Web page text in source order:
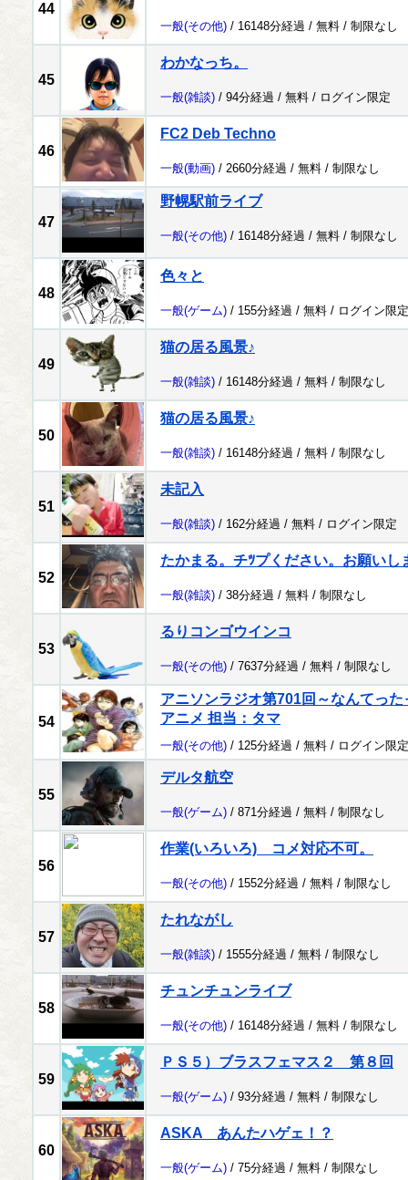
44
一般(その他) / 16148分経過 / 無料 / 制限なし
45
わかなっち。
一般(雑談) / 94分経過 / 無料 / ログイン限定
46
FC2 Deb Techno
一般(動画) / 2660分経過 / 無料 / 制限なし
47
野幌駅前ライブ
一般(その他) / 16148分経過 / 無料 / 制限なし
48
色々と
一般(ゲーム) / 155分経過 / 無料 / ログイン限定
49
猫の居る風景♪
一般(雑談) / 16148分経過 / 無料 / 制限なし
50
猫の居る風景♪
一般(雑談) / 16148分経過 / 無料 / 制限なし
51
未記入
一般(雑談) / 162分経過 / 無料 / ログイン限定
52
たかまる。チﾂプください。お願いし
一般(雑談) / 38分経過 / 無料 / 制限なし
53
るりコンゴウインコ
一般(その他) / 7637分経過 / 無料 / 制限なし
54
アニソンラジオ第701回～なんてっ
アニメ 担当：タマ
一般(その他) / 125分経過 / 無料 / ログイン限定
55
デルタ航空
一般(ゲーム) / 871分経過 / 無料 / 制限なし
56
作業(いろいろ) コメ対応不可。
一般(その他) / 1552分経過 / 無料 / 制限なし
57
たれながし
一般(雑談) / 1555分経過 / 無料 / 制限なし
58
チュンチュンライブ
一般(その他) / 16148分経過 / 無料 / 制限なし
59
ＰＳ５）ブラスフェマス２ 第８回
一般(ゲーム) / 93分経過 / 無料 / 制限なし
60
ASKA あんたハゲェ！？
一般(ゲーム) / 75分経過 / 無料 / 制限なし